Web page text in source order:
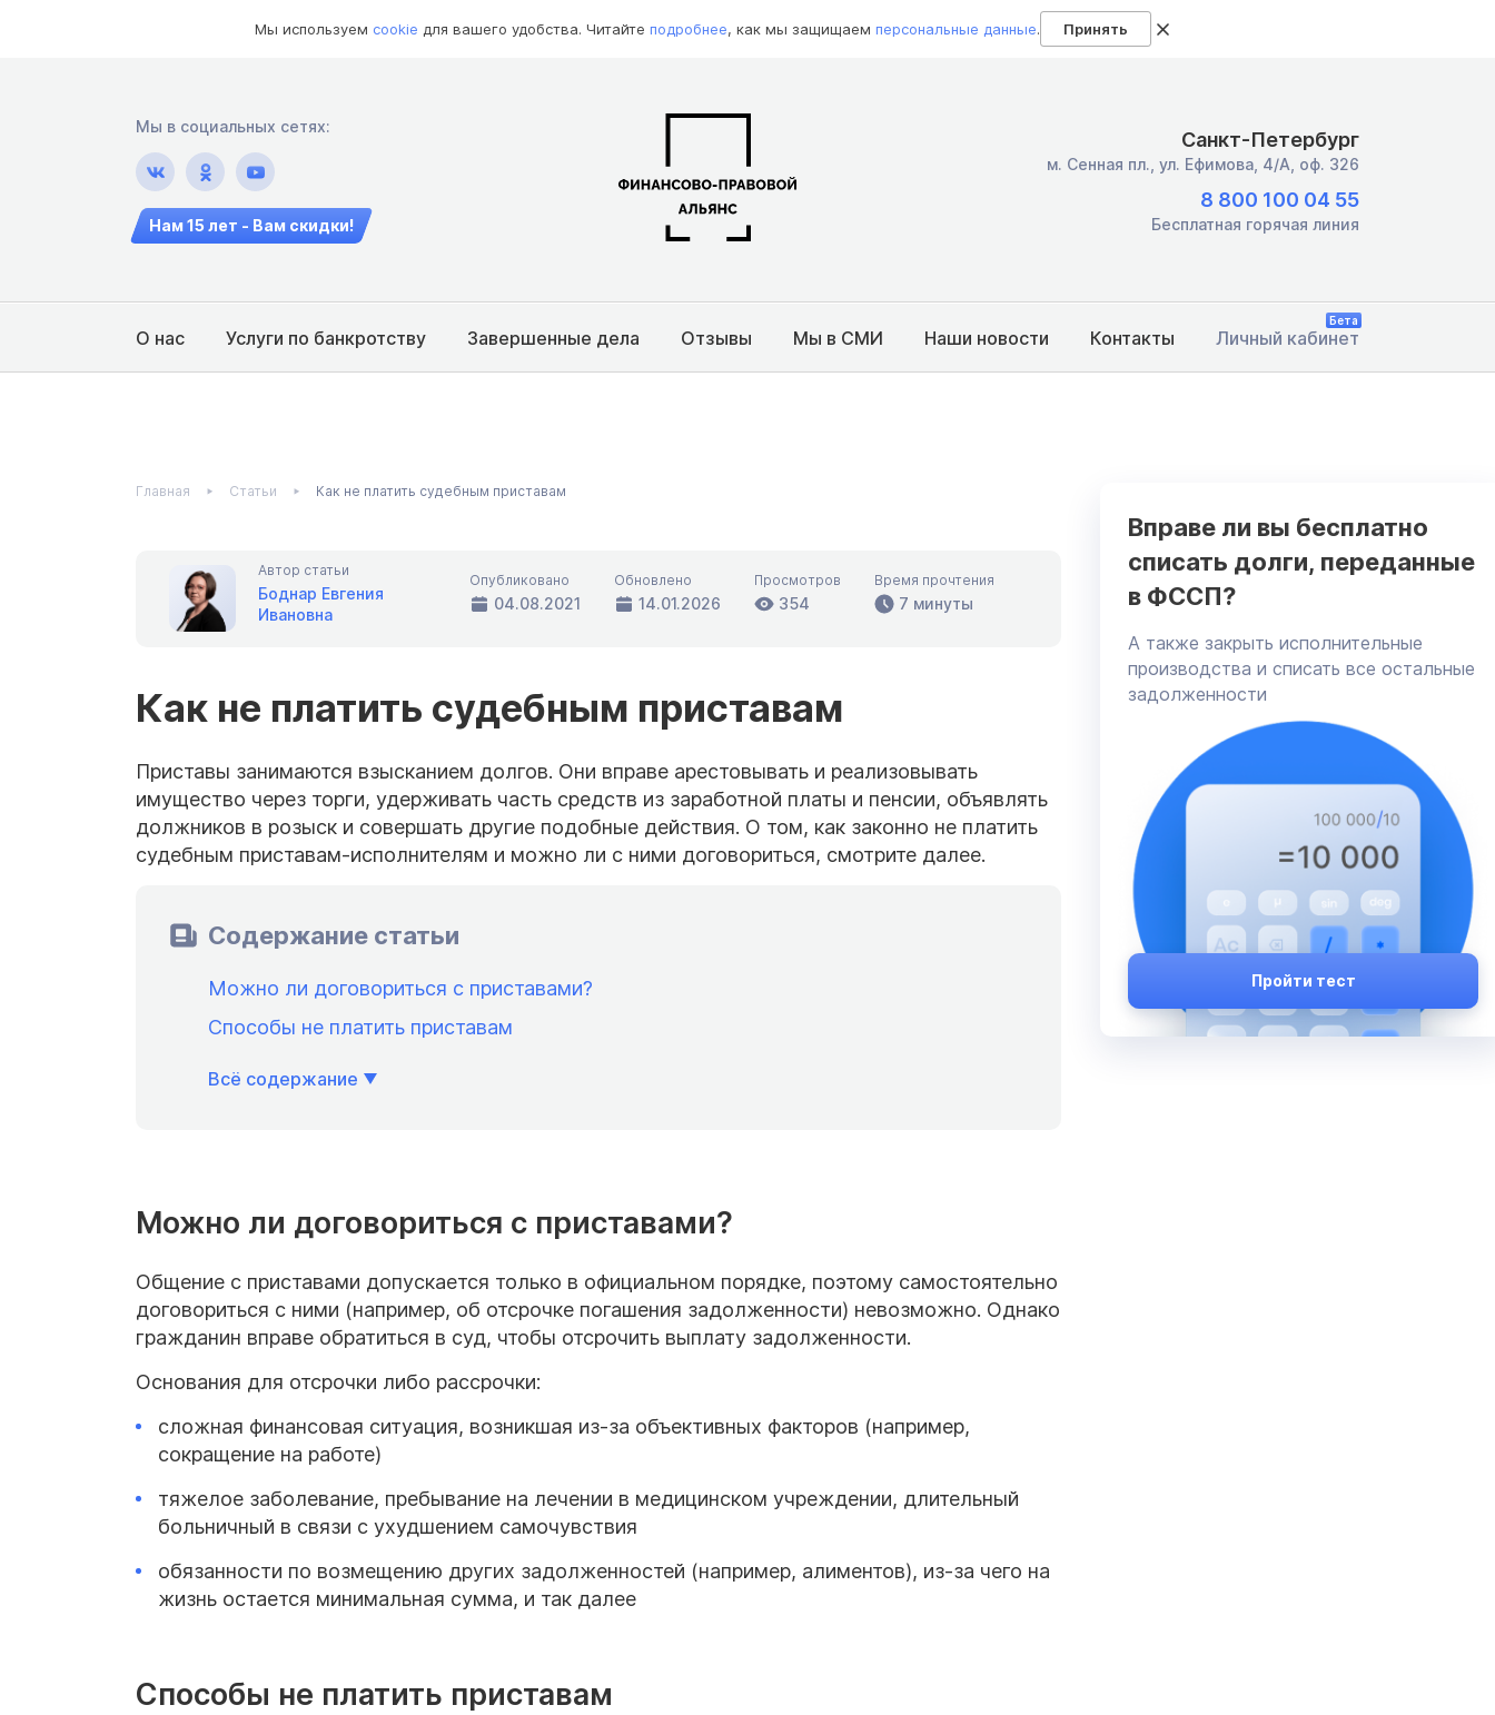
Мы используем cookie для вашего удобства. Читайте подробнее, как мы защищаем персональные данные. Принять
Мы в социальных сетях:
Нам 15 лет - Вам скидки!
Санкт-Петербург
м. Сенная пл., ул. Ефимова, 4/А, оф. 326
8 800 100 04 55
Бесплатная горячая линия
О нас Услуги по банкротству Завершенные дела Отзывы Мы в СМИ Наши новости Контакты Личный кабинет
Бета
Главная Статьи Как не платить судебным приставам
Автор статьи
Боднар Евгения
Ивановна
Опубликовано
04.08.2021
Обновлено
14.01.2026
Просмотров
354
Время прочтения
7 минуты
Как не платить судебным приставам
Приставы занимаются взысканием долгов. Они вправе арестовывать и реализовывать
имущество через торги, удерживать часть средств из заработной платы и пенсии, объявлять
должников в розыск и совершать другие подобные действия. О том, как законно не платить
судебным приставам-исполнителям и можно ли с ними договориться, смотрите далее.
Содержание статьи
Можно ли договориться с приставами?
Способы не платить приставам
Всё содержание
Можно ли договориться с приставами?
Общение с приставами допускается только в официальном порядке, поэтому самостоятельно
договориться с ними (например, об отсрочке погашения задолженности) невозможно. Однако
гражданин вправе обратиться в суд, чтобы отсрочить выплату задолженности.
Основания для отсрочки либо рассрочки:
сложная финансовая ситуация, возникшая из-за объективных факторов (например,
сокращение на работе)
тяжелое заболевание, пребывание на лечении в медицинском учреждении, длительный
больничный в связи с ухудшением самочувствия
обязанности по возмещению других задолженностей (например, алиментов), из-за чего на
жизнь остается минимальная сумма, и так далее
Способы не платить приставам
Вправе ли вы бесплатно
списать долги, переданные
в ФССП?
А также закрыть исполнительные
производства и списать все остальные
задолженности
Пройти тест